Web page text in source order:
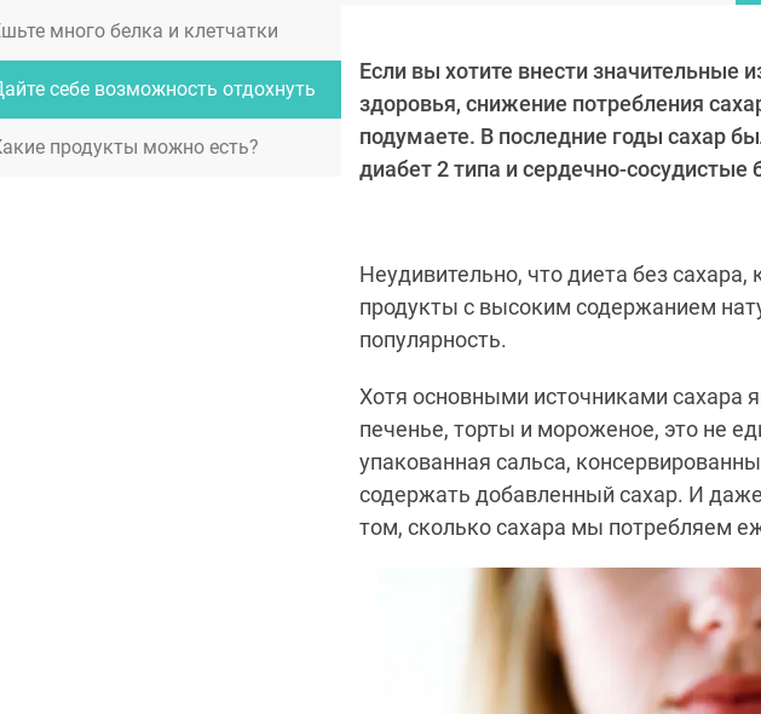
много белка и клетчатки
себе возможность отдохнуть
продукты можно есть?
Если вы хотите внести значительные
здоровья, снижение потребления
подумаете. В последние годы сахар
диабет 2 типа и сердечно-сосудистые
Неудивительно, что диета без
продукты с высоким содержанием
популярность.
Хотя основными источниками сахара
печенье, торты и мороженое, это не
упакованная сальса,
содержать добавленный сахар. И
том, сколько сахара мы потребляем